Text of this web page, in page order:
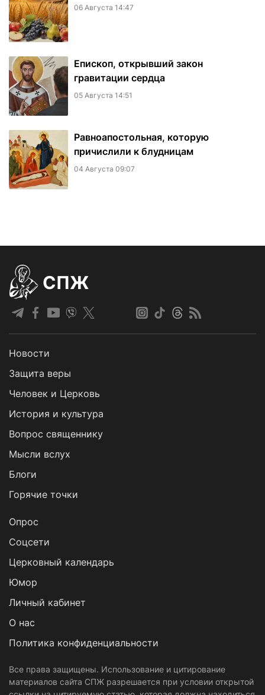
06 Августа 14:47
Епископ, открывший закон
гравитации сердца
05 Августа 14:51
Равноапостольная, которую
причислили к блудницам
04 Августа 09:07
СПЖ
Новости
Защита веры
Человек и Церковь
История и культура
Вопрос священнику
Мысли вслух
Блоги
Горячие точки
Опрос
Cоцсети
Церковный календарь
Юмор
Личный кабинет
О нас
Политика конфиденциальности
Все права защищены. Использование и цитирование
материалов сайта СПЖ разрешается при условии открытой